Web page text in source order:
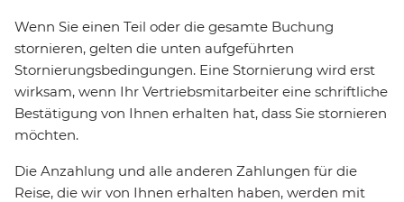
Wenn Sie einen Teil oder die gesamte Buchung
stornieren, gelten die unten aufgeführten
Stornierungsbedingungen. Eine Stornierung wird erst
wirksam, wenn Ihr Vertriebsmitarbeiter eine schriftliche
Bestätigung von Ihnen erhalten hat, dass Sie stornieren
möchten.
Die Anzahlung und alle anderen Zahlungen für die
Reise, die wir von Ihnen erhalten haben, werden mit